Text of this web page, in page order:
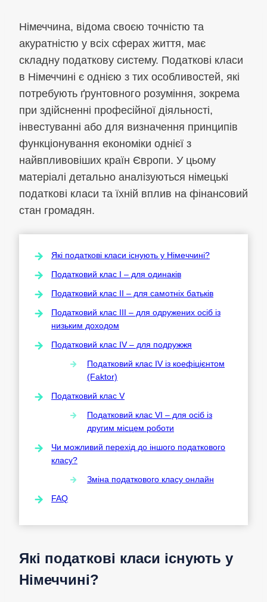
Німеччина, відома своєю точністю та
акуратністю у всіх сферах життя, має
складну податкову систему. Податкові класи
в Німеччині є однією з тих особливостей, які
потребують ґрунтовного розуміння, зокрема
при здійсненні професійної діяльності,
інвестуванні або для визначення принципів
функціонування економіки однієї з
найвпливовіших країн Європи. У цьому
матеріалі детально аналізуються німецькі
податкові класи та їхній вплив на фінансовий
стан громадян.
Які податкові класи існують у Німеччині?
Податковий клас I – для одинаків
Податковий клас II – для самотніх батьків
Податковий клас III – для одружених осіб із
низьким доходом
Податковий клас IV – для подружжя
Податковий клас IV із коефіцієнтом
(Faktor)
Податковий клас V
Податковий клас VI – для осіб із
другим місцем роботи
Чи можливий перехід до іншого податкового
класу?
Зміна податкового класу онлайн
FAQ
Які податкові класи існують у
Німеччині?